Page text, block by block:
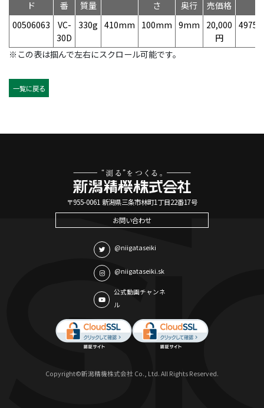
ド
番
質量
さ
奥行
売価格
00506063
VC-
30D
330g 410mm 100mm 9mm
20,000
円
※この表は掴んで左右にスクロール可能です。
一覧に戻る
〒955-0061 新潟県三条市林町1丁目22番17号
お問い合わせ
@niigataseiki
@niigataseiki.sk
公式動画チャンネ
ル
Copyright©新潟精機株式会社 Co., Ltd. All Rights Reserved.